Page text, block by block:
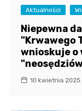
Aktualności
Niepewna
"Krwawego
wnioskuje o
10 kwietnia 2025